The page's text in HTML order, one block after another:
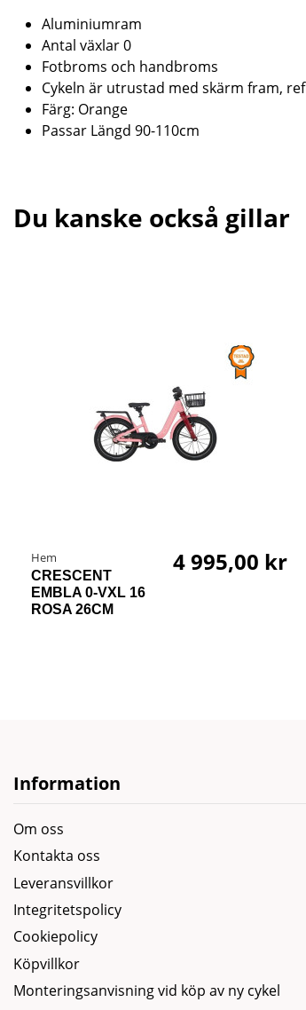
Aluminiumram
Antal växlar 0
Fotbroms och handbroms
Cykeln är utrustad med skärm fram,
Färg: Orange
Passar Längd 90-110cm
Du kanske också gillar
Hem
CRESCENT
EMBLA 0-VXL 16
ROSA 26CM
4 995,00 kr
Information
Om oss
Kontakta oss
Leveransvillkor
Integritetspolicy
Cookiepolicy
Köpvillkor
Monteringsanvisning vid köp av ny cykel